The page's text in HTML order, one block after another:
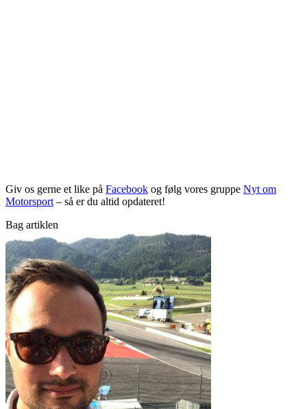
Giv os gerne et like på Facebook og følg vores gruppe Nyt om
Motorsport – så er du altid opdateret!
Bag artiklen